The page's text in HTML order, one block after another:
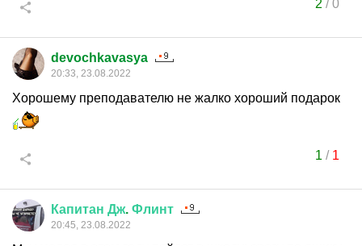
2 / 0
devochkavasya
20:33, 23.08.2022
Хорошему преподавателю не жалко хороший подарок
1 / 1
Капитан Дж. Флинт
20:45, 23.08.2022